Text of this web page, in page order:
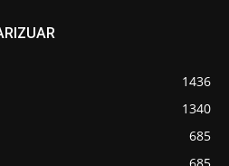
1436
1340
685